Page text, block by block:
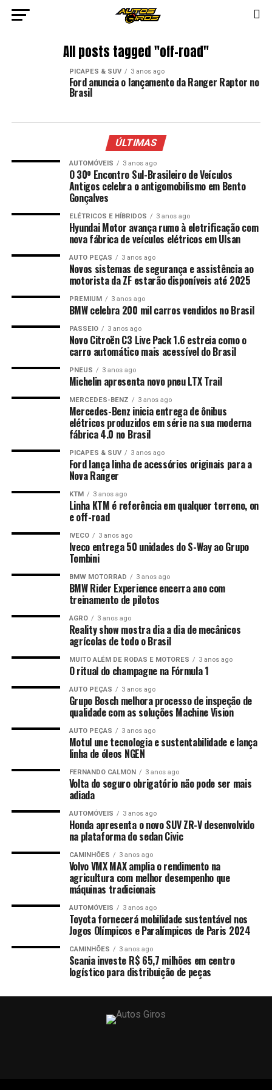
All posts tagged "off-road"
PICAPES & SUV 3 anos ago
Ford anuncia o lançamento da Ranger Raptor no
Brasil
ÚLTIMAS
AUTOMÓVEIS 3 anos ago
O 30º Encontro Sul-Brasileiro de Veículos
Antigos celebra o antigomobilismo em Bento
Gonçalves
ELÉTRICOS E HÍBRIDOS 3 anos ago
Hyundai Motor avança rumo à eletrificação com
nova fábrica de veículos elétricos em Ulsan
AUTO PEÇAS 3 anos ago
Novos sistemas de segurança e assistência ao
motorista da ZF estarão disponíveis até 2025
PREMIUM 3 anos ago
BMW celebra 200 mil carros vendidos no Brasil
PASSEIO 3 anos ago
Novo Citroën C3 Live Pack 1.6 estreia como o
carro automático mais acessível do Brasil
PNEUS 3 anos ago
Michelin apresenta novo pneu LTX Trail
MERCEDES-BENZ 3 anos ago
Mercedes-Benz inicia entrega de ônibus
elétricos produzidos em série na sua moderna
fábrica 4.0 no Brasil
PICAPES & SUV 3 anos ago
Ford lança linha de acessórios originais para a
Nova Ranger
KTM 3 anos ago
Linha KTM é referência em qualquer terreno, on
e off-road
IVECO 3 anos ago
Iveco entrega 50 unidades do S-Way ao Grupo
Tombini
BMW MOTORRAD 3 anos ago
BMW Rider Experience encerra ano com
treinamento de pilotos
AGRO 3 anos ago
Reality show mostra dia a dia de mecânicos
agrícolas de todo o Brasil
MUITO ALÉM DE RODAS E MOTORES 3 anos ago
O ritual do champagne na Fórmula 1
AUTO PEÇAS 3 anos ago
Grupo Bosch melhora processo de inspeção de
qualidade com as soluções Machine Vision
AUTO PEÇAS 3 anos ago
Motul une tecnologia e sustentabilidade e lança
linha de óleos NGEN
FERNANDO CALMON 3 anos ago
Volta do seguro obrigatório não pode ser mais
adiada
AUTOMÓVEIS 3 anos ago
Honda apresenta o novo SUV ZR-V desenvolvido
na plataforma do sedan Civic
CAMINHÕES 3 anos ago
Volvo VMX MAX amplia o rendimento na
agricultura com melhor desempenho que
máquinas tradicionais
AUTOMÓVEIS 3 anos ago
Toyota fornecerá mobilidade sustentável nos
Jogos Olímpicos e Paralímpicos de Paris 2024
CAMINHÕES 3 anos ago
Scania investe R$ 65,7 milhões em centro
logístico para distribuição de peças